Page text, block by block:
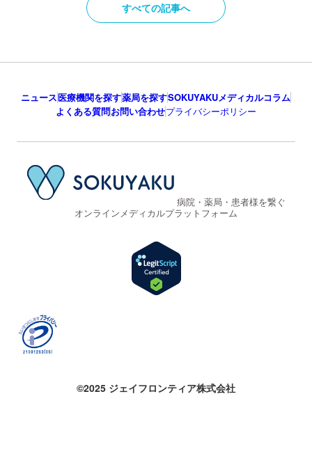
すべての記事へ
ニュース医療機関を探す薬局を探すSOKUYAKUメディカルコラム
よくある質問お問い合わせプライバシーポリシー
病院・薬局・患者様を繋ぐ
オンラインメディカルプラットフォーム
©2025 ジェイフロンティア株式会社